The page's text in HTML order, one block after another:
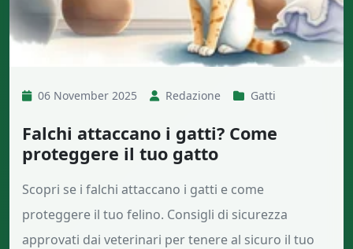
06 November 2025 Redazione Gatti
Falchi attaccano i gatti? Come
proteggere il tuo gatto
Scopri se i falchi attaccano i gatti e come
proteggere il tuo felino. Consigli di sicurezza
approvati dai veterinari per tenere al sicuro il tuo